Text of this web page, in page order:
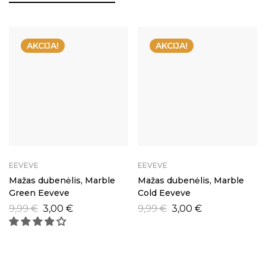
AKCIJA!
EEVEVE
Mažas dubenėlis, Marble
Green Eeveve
9,99€ 3,00 €
AKCIJA!
EEVEVE
Mažas dubenėlis, Marble
Cold Eeveve
9,99€ 3,00 €